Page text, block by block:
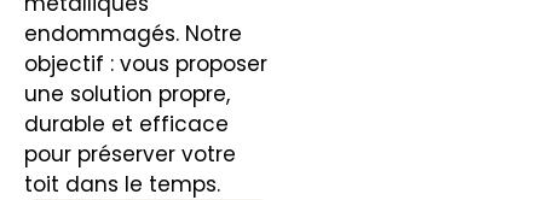
endommagés. Notre
objectif : vous proposer
une solution propre,
durable et efficace
pour préserver votre
toit dans le temps.